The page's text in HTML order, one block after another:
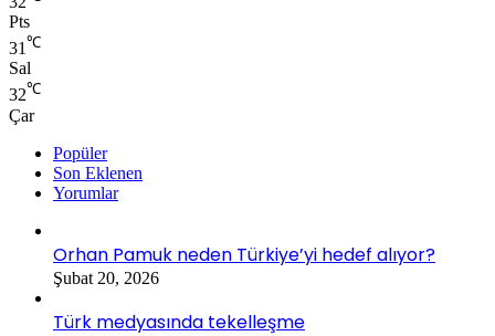
Pts
31 ℃
Sal
32℃
Çar
Popüler
Son Eklenen
Yorumlar
Orhan Pamuk neden Türkiye’yi hedef alıyor?
Şubat 20, 2026
Türk medyasında tekelleşme